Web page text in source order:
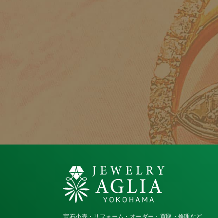
宝石小売・リフォーム・オーダー・買取・修理など